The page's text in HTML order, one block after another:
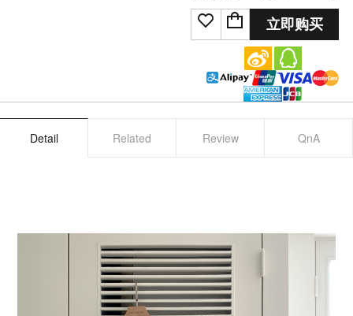
立即购买
Detail Related Review QnA